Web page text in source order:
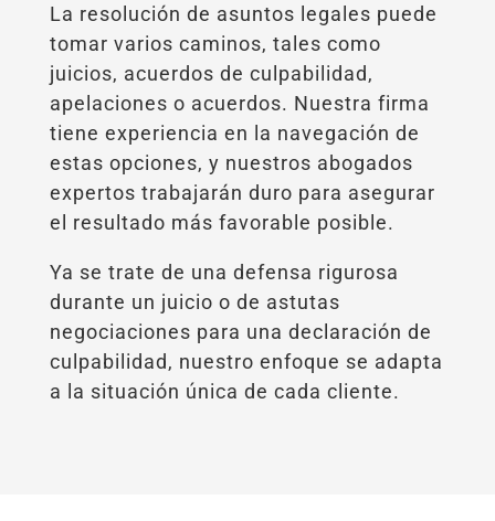
La resolución de asuntos legales puede
tomar varios caminos, tales como
juicios, acuerdos de culpabilidad,
apelaciones o acuerdos. Nuestra firma
tiene experiencia en la navegación de
estas opciones, y nuestros abogados
expertos trabajarán duro para asegurar
el resultado más favorable posible.
Ya se trate de una defensa rigurosa
durante un juicio o de astutas
negociaciones para una declaración de
culpabilidad, nuestro enfoque se adapta
a la situación única de cada cliente.